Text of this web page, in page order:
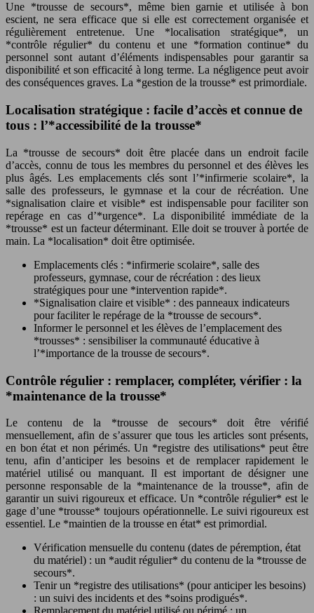
Une *trousse de secours*, même bien garnie et utilisée à bon
escient, ne sera efficace que si elle est correctement organisée et
régulièrement entretenue. Une *localisation stratégique*, un
*contrôle régulier* du contenu et une *formation continue* du
personnel sont autant d’éléments indispensables pour garantir sa
disponibilité et son efficacité à long terme. La négligence peut avoir
des conséquences graves. La *gestion de la trousse* est primordiale.
Localisation stratégique : facile d’accès et connue de
tous : l’*accessibilité de la trousse*
La *trousse de secours* doit être placée dans un endroit facile
d’accès, connu de tous les membres du personnel et des élèves les
plus âgés. Les emplacements clés sont l’*infirmerie scolaire*, la
salle des professeurs, le gymnase et la cour de récréation. Une
*signalisation claire et visible* est indispensable pour faciliter son
repérage en cas d’*urgence*. La disponibilité immédiate de la
*trousse* est un facteur déterminant. Elle doit se trouver à portée de
main. La *localisation* doit être optimisée.
Emplacements clés : *infirmerie scolaire*, salle des
professeurs, gymnase, cour de récréation : des lieux
stratégiques pour une *intervention rapide*.
*Signalisation claire et visible* : des panneaux indicateurs
pour faciliter le repérage de la *trousse de secours*.
Informer le personnel et les élèves de l’emplacement des
*trousses* : sensibiliser la communauté éducative à
l’*importance de la trousse de secours*.
Contrôle régulier : remplacer, compléter, vérifier : la
*maintenance de la trousse*
Le contenu de la *trousse de secours* doit être vérifié
mensuellement, afin de s’assurer que tous les articles sont présents,
en bon état et non périmés. Un *registre des utilisations* peut être
tenu, afin d’anticiper les besoins et de remplacer rapidement le
matériel utilisé ou manquant. Il est important de désigner une
personne responsable de la *maintenance de la trousse*, afin de
garantir un suivi rigoureux et efficace. Un *contrôle régulier* est le
gage d’une *trousse* toujours opérationnelle. Le suivi rigoureux est
essentiel. Le *maintien de la trousse en état* est primordial.
Vérification mensuelle du contenu (dates de péremption, état
du matériel) : un *audit régulier* du contenu de la *trousse de
secours*.
Tenir un *registre des utilisations* (pour anticiper les besoins)
: un suivi des incidents et des *soins prodigués*.